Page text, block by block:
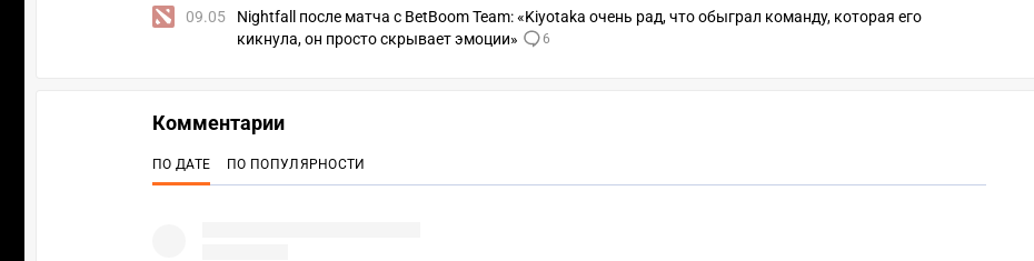
09.05
Nightfall после матча с BetBoom Team: «Kiyotaka очень рад, что обыграл команду, которая его
кикнула, он просто скрывает эмоции»
6
Комментарии
ПО ДАТЕ ПО ПОПУЛЯРНОСТИ